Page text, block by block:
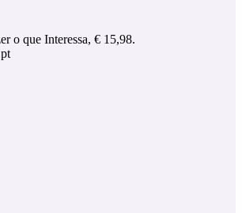
o que Interessa, € 15,98.